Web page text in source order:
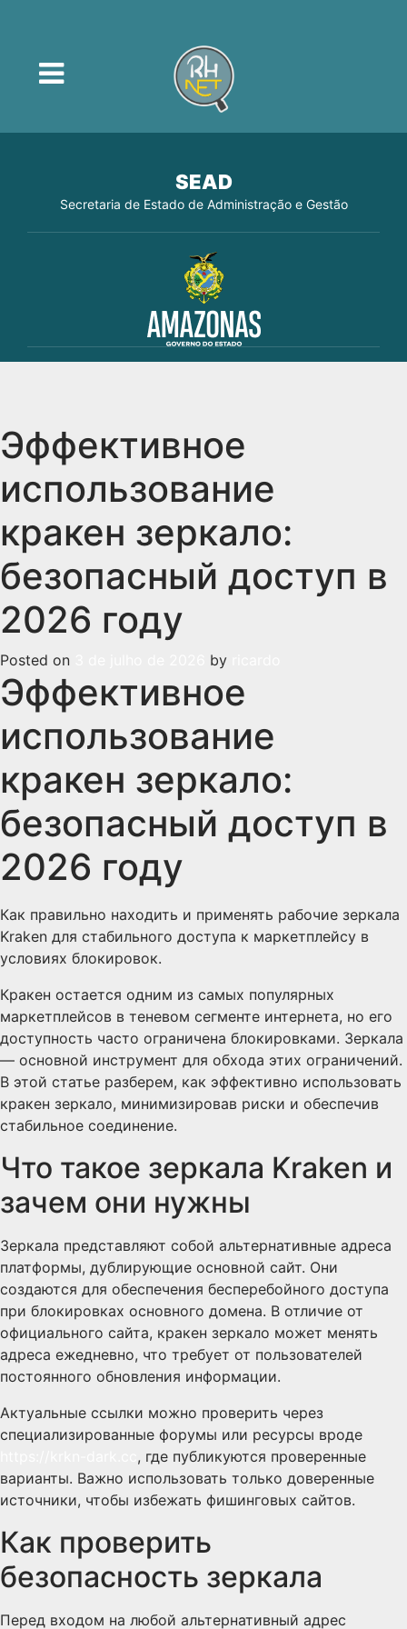
SEAD
Secretaria de Estado de Administração e Gestão
Эффективное
использование
кракен зеркало:
безопасный доступ в
2026 году
Posted on by
Эффективное
использование
кракен зеркало:
безопасный доступ в
2026 году
Как правильно находить и применять рабочие зеркала
Kraken для стабильного доступа к маркетплейсу в
условиях блокировок.
Кракен остается одним из самых популярных
маркетплейсов в теневом сегменте интернета, но его
доступность часто ограничена блокировками. Зеркала
— основной инструмент для обхода этих ограничений.
В этой статье разберем, как эффективно использовать
кракен зеркало, минимизировав риски и обеспечив
стабильное соединение.
Что такое зеркала Kraken и
зачем они нужны
Зеркала представляют собой альтернативные адреса
платформы, дублирующие основной сайт. Они
создаются для обеспечения бесперебойного доступа
при блокировках основного домена. В отличие от
официального сайта, кракен зеркало может менять
адреса ежедневно, что требует от пользователей
постоянного обновления информации.
Актуальные ссылки можно проверить через
специализированные форумы или ресурсы вроде
, где публикуются проверенные
варианты. Важно использовать только доверенные
источники, чтобы избежать фишинговых сайтов.
Как проверить
безопасность зеркала
Перед входом на любой альтернативный адрес